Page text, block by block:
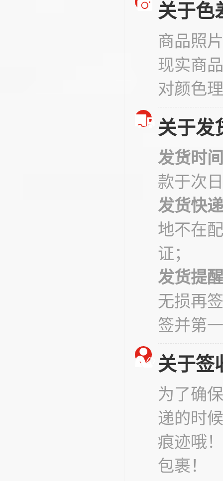
关于色
商品照
现实商
对颜色
关于发
发货时间
款于次
发货快递
地不在
证；
发货提醒
无损再
签并第
关于签
为了确
递的时
痕迹哦
包裹！